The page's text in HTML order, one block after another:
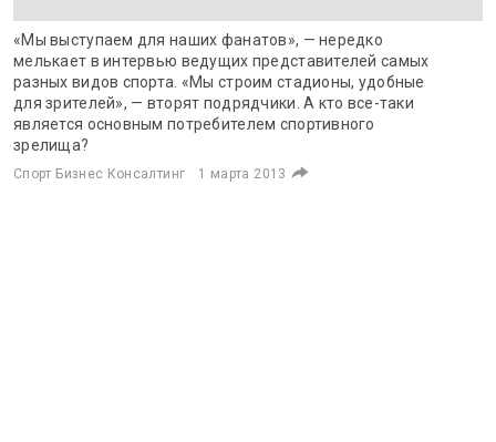
«Мы выступаем для наших фанатов», — нередко
мелькает в интервью ведущих представителей самых
разных видов спорта. «Мы строим стадионы, удобные
для зрителей», — вторят подрядчики. А кто все-таки
является основным потребителем спортивного
зрелища?
Спорт Бизнес Консалтинг 1 марта 2013